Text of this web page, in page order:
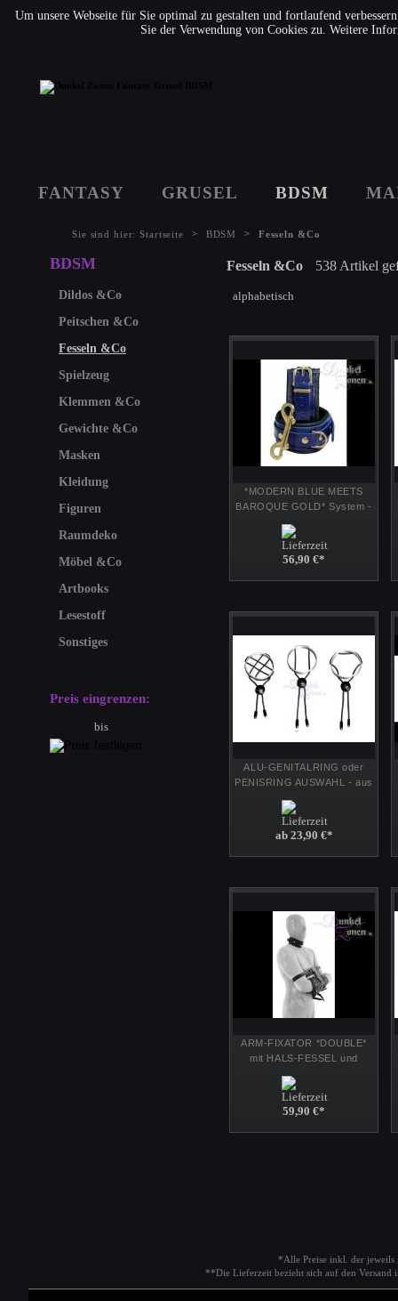
Um unsere Webseite für Sie optimal zu gestalten und fortlaufend
Sie der Verwendung von Cookies zu. Weitere
FANTASY GRUSEL BDSM
Sie sind hier:Startseite > BDSM > Fesseln &Co
Fesseln &Co 538 Artikel
alphabetisch
*MODERN BLUE MEETS
BAROQUE GOLD* System -
goldenen Metallteilen
56,90 €*
ALU-GENITALRING oder
PENISRING AUSWAHL - aus
Schnellverschluss
ab 23,90 €*
ARM-FIXATOR *DOUBLE*
mit HALS-FESSEL und
Fessel Fixierung Werkzeug
Slave Tool
59,90 €*
BDSM
Dildos &Co
Peitschen &Co
Fesseln &Co
Spielzeug
Klemmen &Co
Gewichte &Co
Masken
Kleidung
Figuren
Raumdeko
Möbel &Co
Artbooks
Lesestoff
Sonstiges
Preis eingrenzen:
bis
*Alle Preise inkl. der jeweils
**Die Lieferzeit bezieht sich auf den Versand